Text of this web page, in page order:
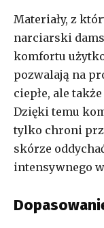
Materiały, z
narciarski
komfortu
pozwalają na
ciepłe, ale
Dzięki temu
tylko chroni
skórze
intensywnego